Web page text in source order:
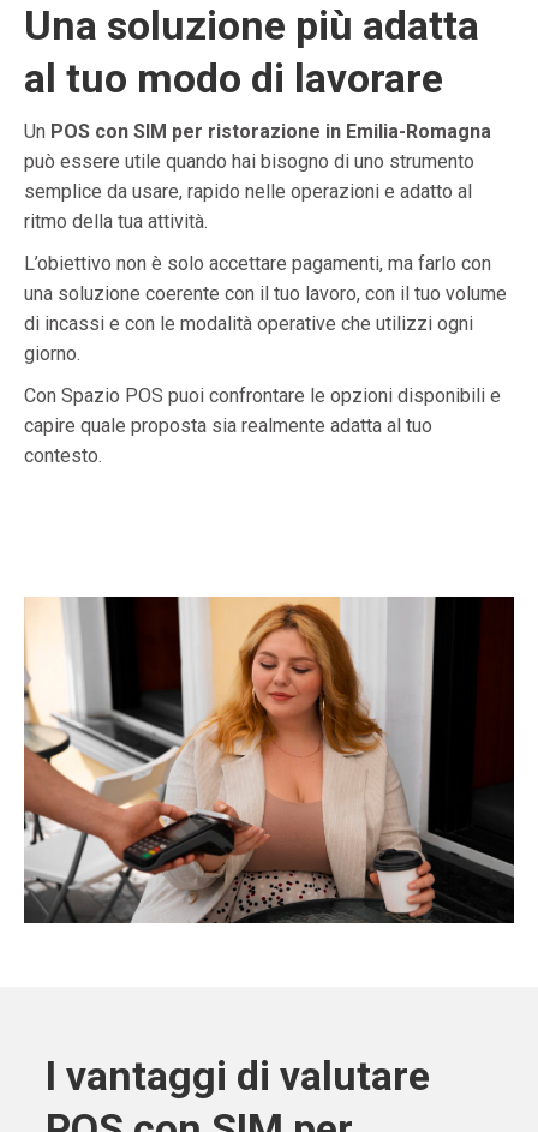
Una soluzione più adatta
al tuo modo di lavorare
Un POS con SIM per ristorazione in Emilia-Romagna
può essere utile quando hai bisogno di uno strumento
semplice da usare, rapido nelle operazioni e adatto al
ritmo della tua attività.
L’obiettivo non è solo accettare pagamenti, ma farlo con
una soluzione coerente con il tuo lavoro, con il tuo volume
di incassi e con le modalità operative che utilizzi ogni
giorno.
Con Spazio POS puoi confrontare le opzioni disponibili e
capire quale proposta sia realmente adatta al tuo
contesto.
I vantaggi di valutare